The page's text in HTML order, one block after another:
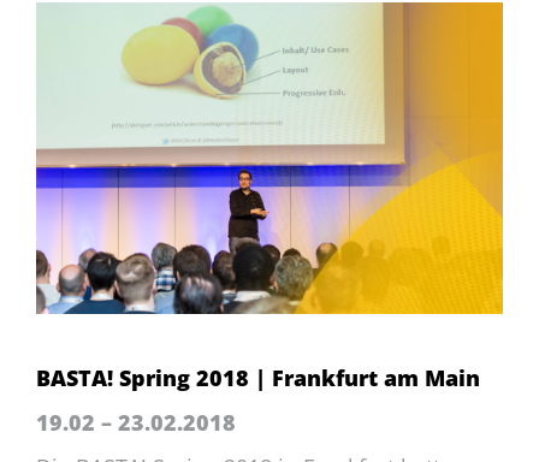
BASTA! Spring 2018 | Frankfurt am Main
19.02 – 23.02.2018